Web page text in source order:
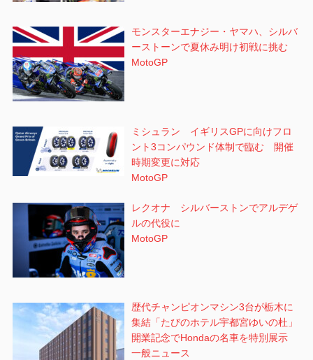
モンスターエナジー・ヤマハ、シルバ
ーストーンで夏休み明け初戦に挑む
MotoGP
ミシュラン イギリスGPに向けフロ
ント3コンパウンド体制で臨む 開催
時期変更に対応
MotoGP
レクオナ シルバーストンでアルデゲ
ルの代役に
MotoGP
歴代チャンピオンマシン3台が栃木に
集結「たびのホテル宇都宮ゆいの杜」
開業記念でHondaの名車を特別展示
一般ニュース